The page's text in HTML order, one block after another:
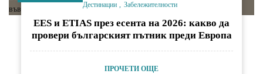
Дестинации
Забележителности
EES и ETIAS през есента на 2026: какво да
провери българският пътник преди Европа
ПРОЧЕТИ ОЩЕ